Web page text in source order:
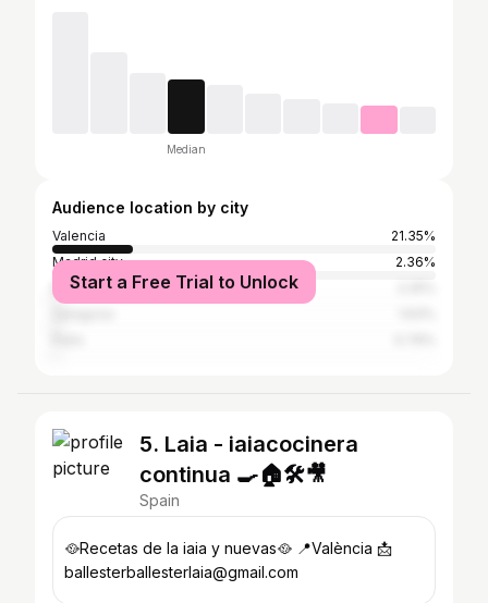
Median
Audience location by city
Valencia
21.35%
Madrid city
2.36%
Barcelona City
Start a Free Trial to Unlock
5. Laia - iaiacocinera
continua 🍳🏠🛠️🎥
Spain
🥘Recetas de la iaia y nuevas🥘 📍València 📩
ballesterballesterlaia@gmail.com